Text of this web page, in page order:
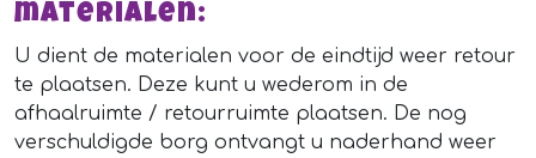
materialen:
U dient de materialen voor de eindtijd weer retour
te plaatsen. Deze kunt u wederom in de
afhaalruimte / retourruimte plaatsen. De nog
verschuldigde borg ontvangt u naderhand weer